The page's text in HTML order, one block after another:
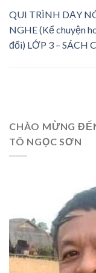
QUI TRÌNH DẠY
NGHE (Kể chuyện
đổi) LỚP 3 – SÁCH
CHÀO MỪNG
TÔ NGỌC SƠN